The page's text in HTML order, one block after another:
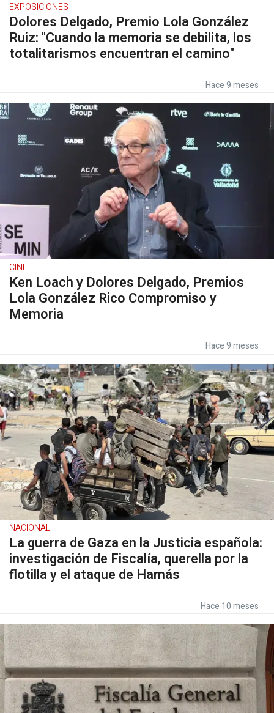
EXPOSICIONES
Dolores Delgado, Premio Lola González
Ruiz: "Cuando la memoria se debilita, los
totalitarismos encuentran el camino"
Hace 9 meses
CINE
Ken Loach y Dolores Delgado, Premios
Lola González Rico Compromiso y
Memoria
Hace 9 meses
NACIONAL
La guerra de Gaza en la Justicia española:
investigación de Fiscalía, querella por la
flotilla y el ataque de Hamás
Hace 10 meses